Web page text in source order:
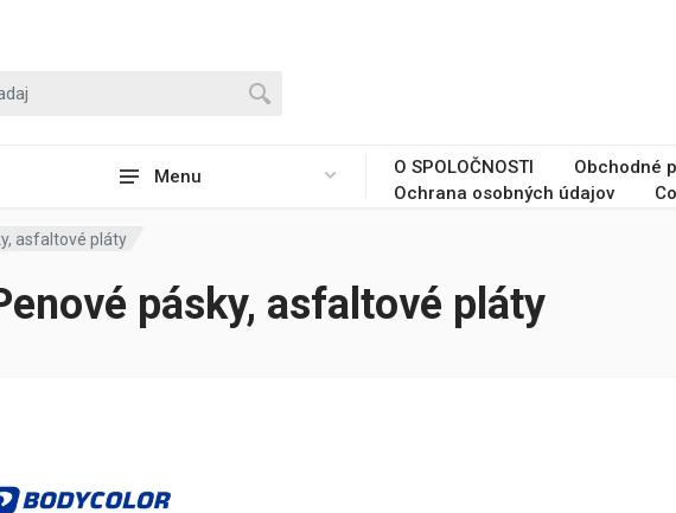
Menu O SPOLOČNOSTI Obchodné
Ochrana osobných údajov
asfaltové pláty
pásky, asfaltové pláty